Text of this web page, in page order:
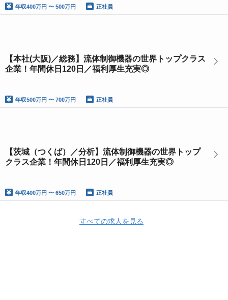
年収400万円 〜 500万円 正社員
【本社(大阪)／総務】流体制御機器の世界トップクラス
企業！年間休日120日／福利厚生充実◎
年収500万円 〜 700万円 正社員
【茨城（つくば）／分析】流体制御機器の世界トップ
クラス企業！年間休日120日／福利厚生充実◎
年収400万円 〜 650万円 正社員
すべての求人を見る